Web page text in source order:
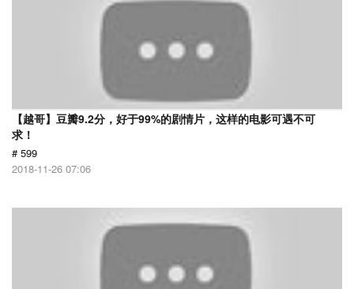
【越哥】豆瓣9.2分，好于99%的剧情片，这样的电影可遇不可
求！
# 599
2018-11-26 07:06